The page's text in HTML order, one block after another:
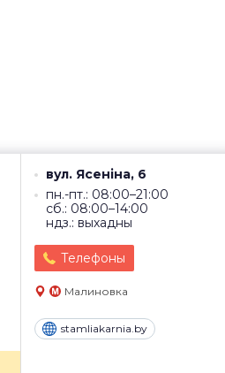
вул. Ясеніна, 6
пн.-пт.: 08:00–21:00
сб.: 08:00–14:00
ндз.: выхадны
Телефоны
Малиновка
stamliakarnia.by